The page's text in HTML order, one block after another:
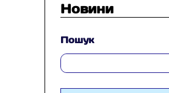
Новини
Пошук